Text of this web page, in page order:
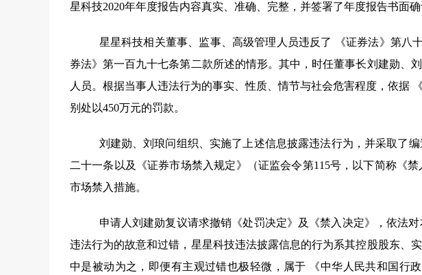
星科技2020年年度报告内容真实、准确、完整，并签署了年度报告书面确
星星科技相关董事、监事、高级管理人员违反了 《证券法》第八
券法》第一百九十七条第二款所述的情形。其中，时任董事长刘建勋、
人员。根据当事人违法行为的事实、性质、情节与社会危害程度，依据
别处以450万元的罚款。
刘建勋、刘琅问组织、实施了上述信息披露违法行为，并采取了
二十一条以及《证券市场禁入规定》（证监会令第115号，以下简称《
市场禁入措施。
申请人刘建勋复议请求撤销《处罚决定》及《禁入决定》，依法
违法行为的故意和过错，星星科技违法披露信息的行为系其控股股东、
中是被动为之，即便有主观过错也极轻微，属于 《中华人民共和国行